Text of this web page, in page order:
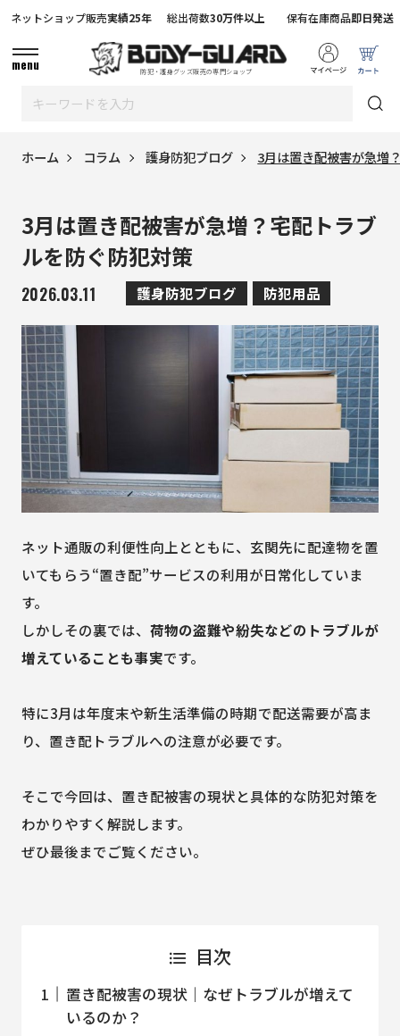
防犯・護身グッズ販売の専門ショップ
ネットショップ販売実績25年 総出荷数30万件以上 保有在庫商品即日発送
menu
ホーム コラム 護身防犯ブログ 3月は置き配被害が急増
3月は置き配被害が急増？宅配トラブ
ルを防ぐ防犯対策
2026.03.11 護身防犯ブログ 防犯用品
ネット通販の利便性向上とともに、玄関先に配達物を置
いてもらう“置き配”サービスの利用が日常化していま
す。
しかしその裏では、 荷物の盗難や紛失などのトラブルが
増えていることも事実です。
特に3月は年度末や新生活準備の時期で配送需要が高ま
り、置き配トラブルへの注意が必要です。
そこで今回は、置き配被害の現状と具体的な防犯対策を
わかりやすく解説します。
ぜひ最後までご覧ください。
目次
置き配被害の現状｜なぜトラブルが増えて
いるのか？